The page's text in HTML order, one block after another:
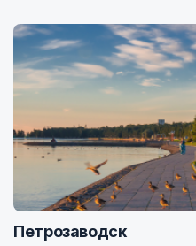
Петрозаводск